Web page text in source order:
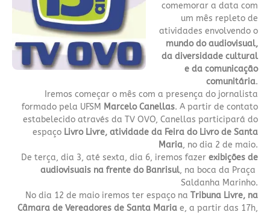
comemorar a data com
um mês repleto de
atividades envolvendo o
mundo do audiovisual,
da diversidade cultural
e da comunicação
comunitária.
Iremos começar o mês com a presença do jornalista
formado pela UFSM Marcelo Canellas. A partir de contato
estabelecido através da TV OVO, Canellas participará do
espaço Livro Livre, atividade da Feira do Livro de Santa
Maria, no dia 2 de maio.
De terça, dia 3, até sexta, dia 6, iremos fazer exibições de
audiovisuais na frente do Banrisul, na boca da Praça
Saldanha Marinho.
No dia 12 de maio iremos ter espaço na Tribuna Livre, na
Câmara de Vereadores de Santa Maria e, a partir das 17h,